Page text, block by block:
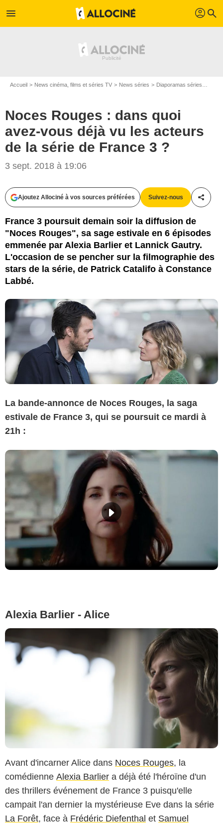
menu profil search
Accueil News cinéma, films et séries TV News séries Diaporamas séries
Noces Rouges : dans quoi
avez-vous déjà vu les acteurs
de la série de France 3 ?
3 sept. 2018 à 19:06
Ajoutez Allociné à vos sources préférées Suivez-nous
France 3 poursuit demain soir la diffusion de
"Noces Rouges", sa sage estivale en 6 épisodes
emmenée par Alexia Barlier et Lannick Gautry.
L'occasion de se pencher sur la filmographie des
stars de la série, de Patrick Catalifo à Constance
Labbé.
Nicolas COPIN / Scarlett Production / France 3
La bande-annonce de Noces Rouges, la saga
estivale de France 3, qui se poursuit ce mardi à
21h :
Alexia Barlier - Alice
Avant d'incarner Alice dans Noces Rouges, la
comédienne Alexia Barlier a déjà été l'héroïne d'un
des thrillers événement de France 3 puisqu'elle
campait l'an dernier la mystérieuse Eve dans la série
La Forêt, face à Frédéric Diefenthal et Samuel